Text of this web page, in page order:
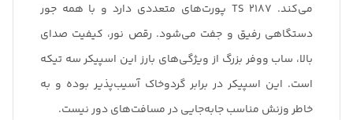
می‌کند. TS 2187 پورت‌های متعددی دارد و با همه جور
دستگاهی رفیق و جفت می‌شود. رقص نور، کیفیت صدای
بالا، ساب ووفر بزرگ از ویژگی‌های بارز این اسپیکر سه تیکه
است. این اسپیکر در برابر گردوخاک آسیب‌پذیر بوده و به
خاطر وزنش مناسب جابه‌جایی در مسافت‌های دور نیست.